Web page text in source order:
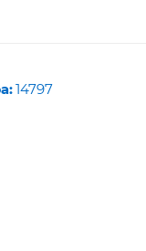
14797